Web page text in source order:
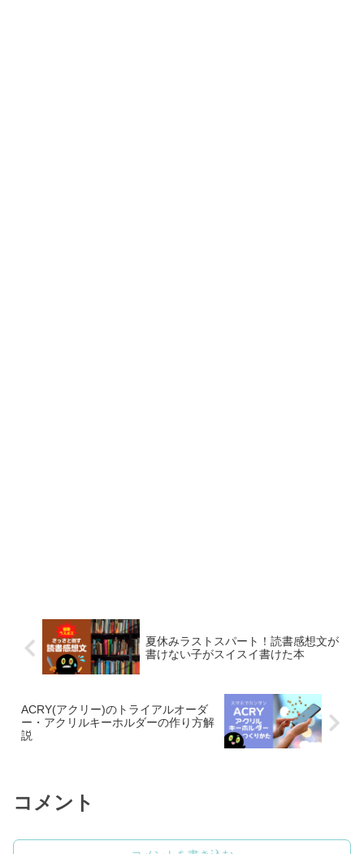
夏休みラストスパート！読書感想文が
書けない子がスイスイ書けた本
ACRY(アクリー)のトライアルオーダ
ー・アクリルキーホルダーの作り方解
説
コメント